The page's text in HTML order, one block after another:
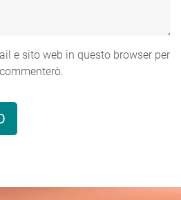
e sito web in questo browser per